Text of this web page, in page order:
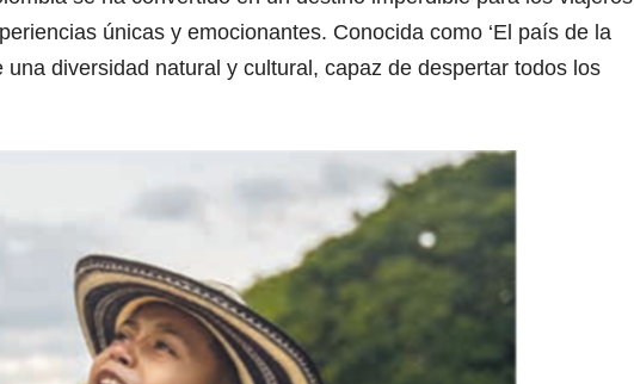
únicas y emocionantes. Conocida como ‘El país de la
una diversidad natural y cultural, capaz de despertar todos los